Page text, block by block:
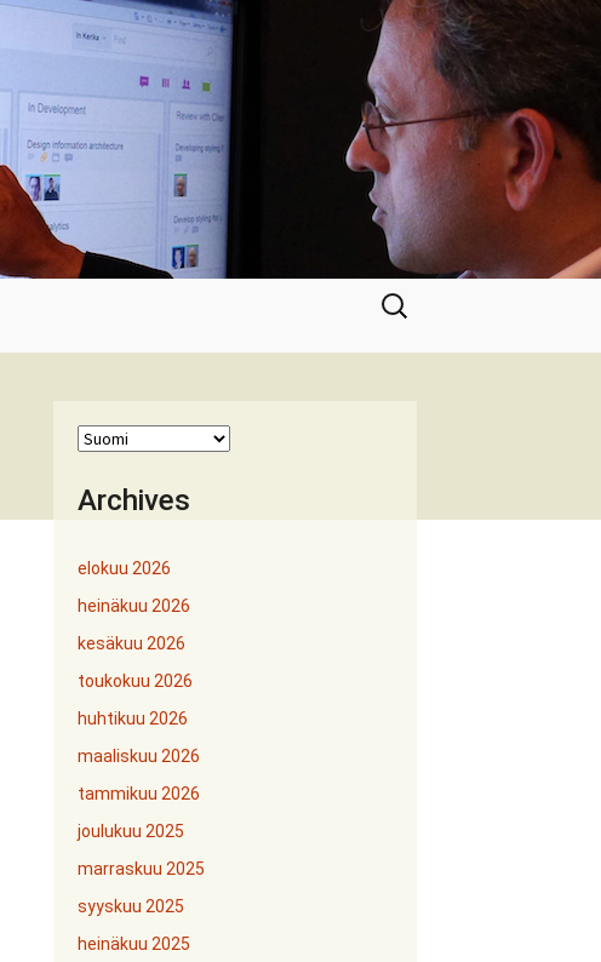
Haku:
Archives
elokuu 2026
heinäkuu 2026
kesäkuu 2026
toukokuu 2026
huhtikuu 2026
maaliskuu 2026
tammikuu 2026
joulukuu 2025
marraskuu 2025
syyskuu 2025
heinäkuu 2025